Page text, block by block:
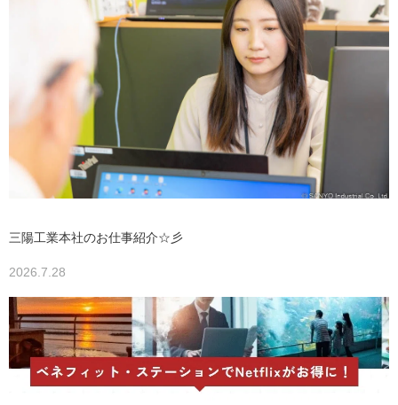
三陽工業本社のお仕事紹介☆彡
2026.7.28